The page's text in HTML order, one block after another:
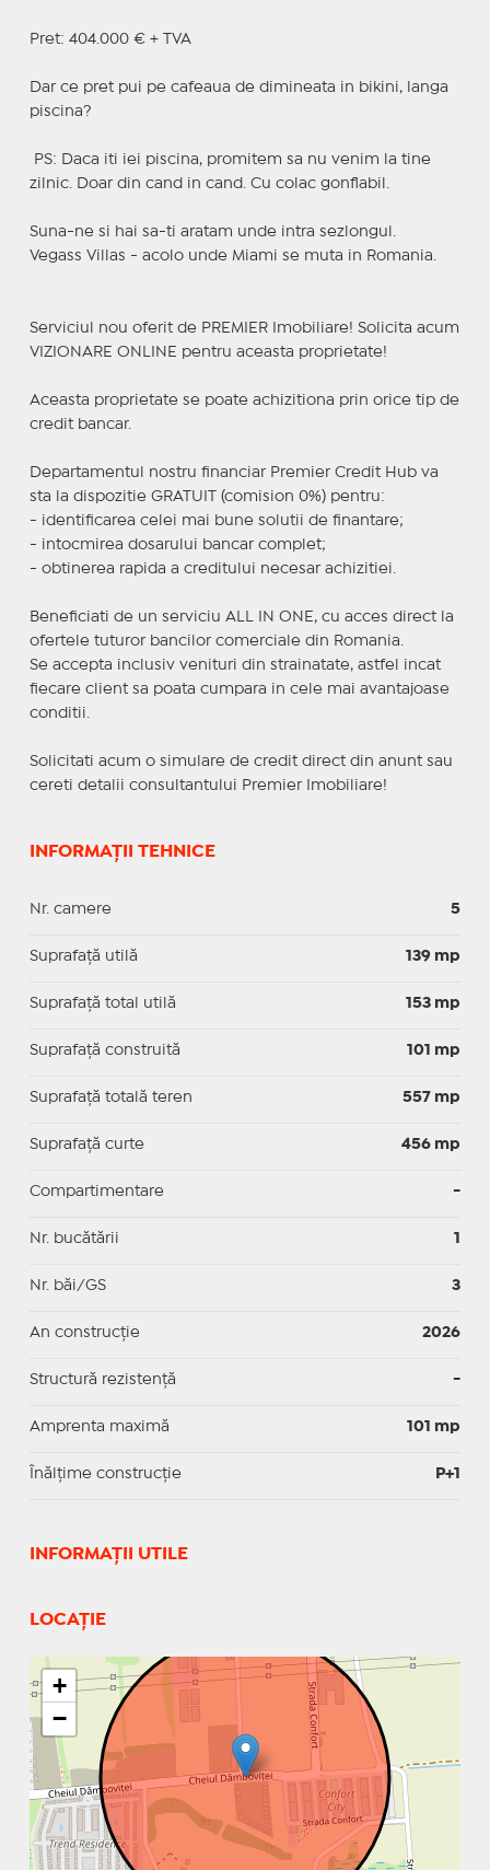
Pret: 404.000 € + TVA
Dar ce pret pui pe cafeaua de dimineata in bikini, langa
piscina?
‍ PS: Daca iti iei piscina, promitem sa nu venim la tine
zilnic. Doar din cand in cand. Cu colac gonflabil.
Suna-ne si hai sa-ti aratam unde intra sezlongul.
Vegass Villas - acolo unde Miami se muta in Romania.
Serviciul nou oferit de PREMIER Imobiliare! Solicita acum
VIZIONARE ONLINE pentru aceasta proprietate!
Aceasta proprietate se poate achizitiona prin orice tip de
credit bancar.
Departamentul nostru financiar Premier Credit Hub va
sta la dispozitie GRATUIT (comision 0%) pentru:
- identificarea celei mai bune solutii de finantare;
- intocmirea dosarului bancar complet;
- obtinerea rapida a creditului necesar achizitiei.
Beneficiati de un serviciu ALL IN ONE, cu acces direct la
ofertele tuturor bancilor comerciale din Romania.
Se accepta inclusiv venituri din strainatate, astfel incat
fiecare client sa poata cumpara in cele mai avantajoase
conditii.
Solicitati acum o simulare de credit direct din anunt sau
cereti detalii consultantului Premier Imobiliare!
INFORMAȚII TEHNICE
Nr. camere 5
Suprafaţă utilă 139 mp
Suprafaţă total utilă 153 mp
Suprafaţă construită 101 mp
Suprafață totală teren 557 mp
Suprafaţă curte 456 mp
Compartimentare -
Nr. bucătării 1
Nr. băi/GS 3
An construcție 2026
Structură rezistență -
Amprenta maximă 101 mp
Înălțime construcție P+1
INFORMAŢII UTILE
LOCAȚIE
+
−